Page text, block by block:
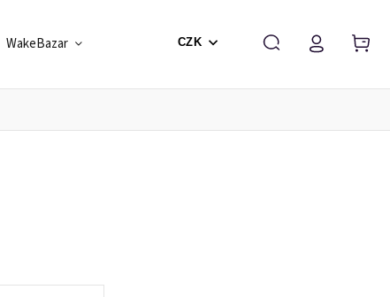
CZK
WakeBazar Škola a Vouchery Dárkové balení